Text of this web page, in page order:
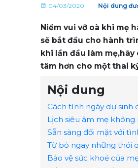
04/03/2020 Nội dung
Niềm vui vỡ oà khi mẹ
sẽ bắt đầu cho hành
khi lần đầu làm
tâm hơn cho một thai
Nội dung
Cách tính ngày dự sinh
Lịch siêu âm mẹ không
Sẵn sàng đối mặt với
Từ bỏ ngay những thói
Bảo vệ sức khoẻ của